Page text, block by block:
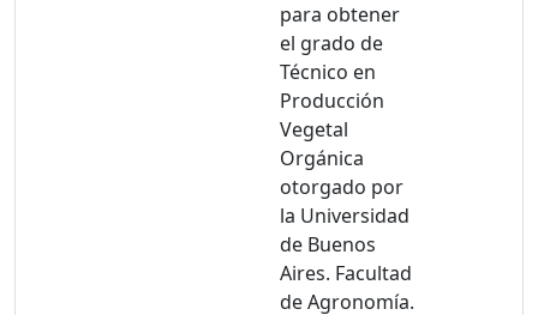
para obtener
el grado de
Técnico en
Producción
Vegetal
Orgánica
otorgado por
la Universidad
de Buenos
Aires. Facultad
de Agronomía.